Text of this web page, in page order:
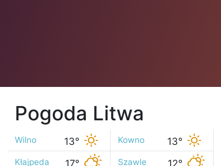
Pogoda Litwa
Wilno 13° Kowno 13°
Kłajpeda 17° Szawle 12°